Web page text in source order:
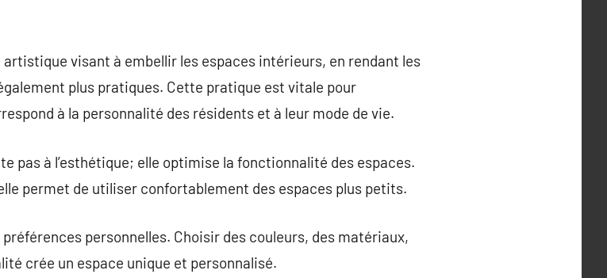
visant à embellir les espaces intérieurs, en rendant les
plus pratiques. Cette pratique est vitale pour
à la personnalité des résidents et à leur mode de vie.
pas à l’esthétique; elle optimise la fonctionnalité des espaces.
permet de utiliser confortablement des espaces plus petits.
personnelles. Choisir des couleurs, des matériaux,
crée un espace unique et personnalisé.